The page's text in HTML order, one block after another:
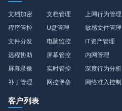
文档加密
程序管控
文件分发
远程协助
屏幕录像
补丁管理
文档管理
U盘管理
电脑监控
屏幕管控
实时管控
网控堡垒
上网行为管理
敏感文件管理
IT资产管理
内网管理
深度行为分析
网络准入控制
客户列表